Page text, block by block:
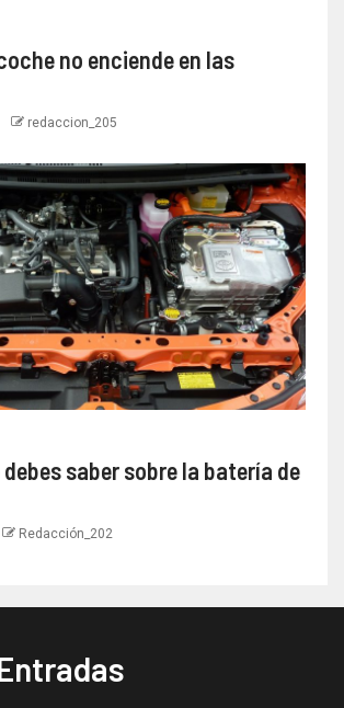
no enciende en las
redaccion_205
debes saber sobre la batería de
Redacción_202